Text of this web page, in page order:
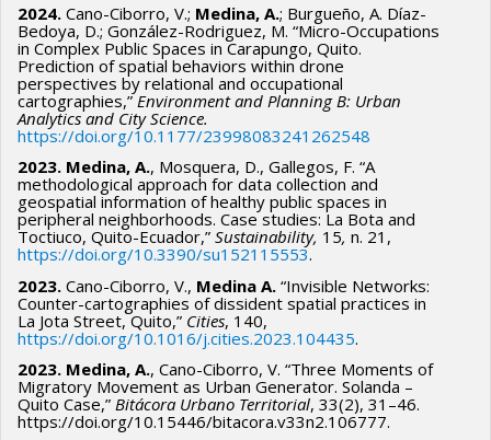
2024. Cano-Ciborro, V.; Medina, A.; Burgueño, A. Díaz-
Bedoya, D.; González-Rodriguez, M. “Micro-Occupations
in Complex Public Spaces in Carapungo, Quito.
Prediction of spatial behaviors within drone
perspectives by relational and occupational
cartographies,”Environment and Planning B: Urban
Analytics and City Science.
https://doi.org/10.1177/23998083241262548
2023. Medina, A., Mosquera, D., Gallegos, F. “A
methodological approach for data collection and
geospatial information of healthy public spaces in
peripheral neighborhoods. Case studies: La Bota and
Toctiuco, Quito-Ecuador,” Sustainability, 15, n. 21,
https://doi.org/10.3390/su152115553.
2023. Cano-Ciborro, V., Medina A. “Invisible Networks:
Counter-cartographies of dissident spatial practices in
La Jota Street, Quito,” Cities, 140,
https://doi.org/10.1016/j.cities.2023.104435.
2023. Medina, A., Cano-Ciborro, V. “Three Moments of
Migratory Movement as Urban Generator. Solanda –
Quito Case,” Bitácora Urbano Territorial, 33(2), 31–46.
https://doi.org/10.15446/bitacora.v33n2.106777.